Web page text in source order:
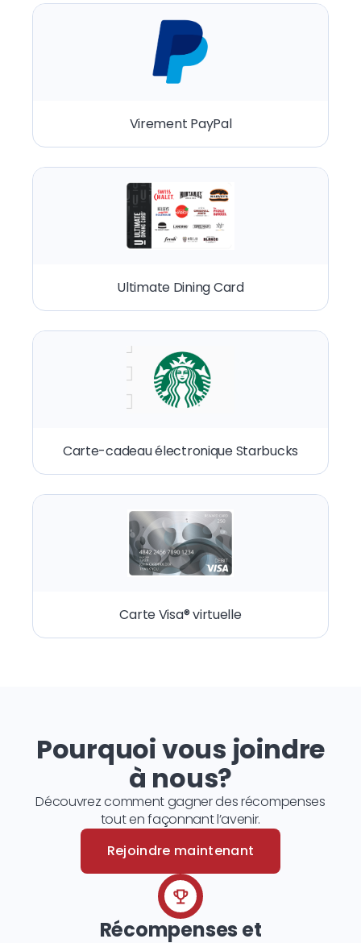
Virement PayPal
Ultimate Dining Card
Carte-cadeau électronique Starbucks
Carte Visa® virtuelle
Pourquoi vous joindre
à nous?
Découvrez comment gagner des récompenses
tout en façonnant l’avenir.
Rejoindre maintenant
Récompenses et